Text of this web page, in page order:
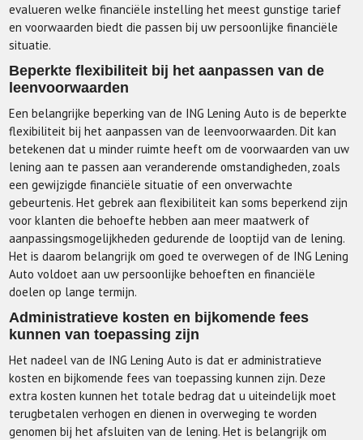
evalueren welke financiële instelling het meest gunstige tarief
en voorwaarden biedt die passen bij uw persoonlijke financiële
situatie.
Beperkte flexibiliteit bij het aanpassen van de
leenvoorwaarden
Een belangrijke beperking van de ING Lening Auto is de beperkte
flexibiliteit bij het aanpassen van de leenvoorwaarden. Dit kan
betekenen dat u minder ruimte heeft om de voorwaarden van uw
lening aan te passen aan veranderende omstandigheden, zoals
een gewijzigde financiële situatie of een onverwachte
gebeurtenis. Het gebrek aan flexibiliteit kan soms beperkend zijn
voor klanten die behoefte hebben aan meer maatwerk of
aanpassingsmogelijkheden gedurende de looptijd van de lening.
Het is daarom belangrijk om goed te overwegen of de ING Lening
Auto voldoet aan uw persoonlijke behoeften en financiële
doelen op lange termijn.
Administratieve kosten en bijkomende fees
kunnen van toepassing zijn
Het nadeel van de ING Lening Auto is dat er administratieve
kosten en bijkomende fees van toepassing kunnen zijn. Deze
extra kosten kunnen het totale bedrag dat u uiteindelijk moet
terugbetalen verhogen en dienen in overweging te worden
genomen bij het afsluiten van de lening. Het is belangrijk om